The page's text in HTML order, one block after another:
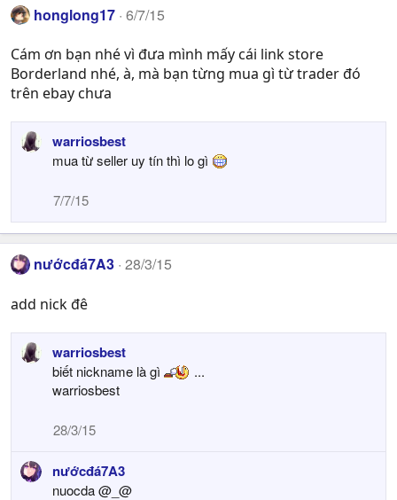
honglong17 6/7/15
Cám ơn bạn nhé vì đưa mình mấy cái link store
Borderland nhé, à, mà bạn từng mua gì từ trader đó
trên ebay chưa
warriosbest
mua từ seller uy tín thì lo gì
7/7/15
nướcđá7A3 28/3/15
add nick đê
warriosbest
biết nickname là gì
...
warriosbest
28/3/15
nướcđá7A3
nuocda @_@